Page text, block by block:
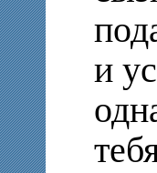
и